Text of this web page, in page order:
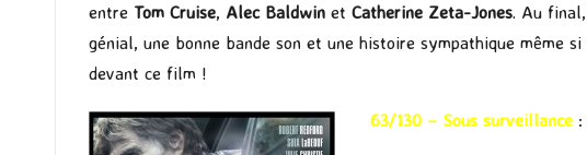
entre Tom Cruise, Alec Baldwin et Catherine Zeta-Jones. Au
génial, une bonne bande son et une histoire sympathique même
devant ce film !
63/130 – Sous surveillance :